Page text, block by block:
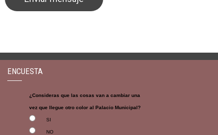
ENCUESTA
¿Consideras que las cosas van a cambiar una
vez que llegue otro color al Palacio Municipal?
SI
NO